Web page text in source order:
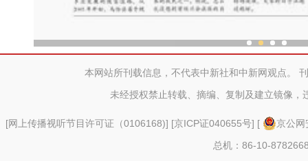
本网站所刊载信息，不代表中新社和中新网观点。
未经授权禁止转载、摘编、复制及建立镜像，
[网上传播视听节目许可证（0106168)] [京ICP证040655号] [
京公
总机：86-10-